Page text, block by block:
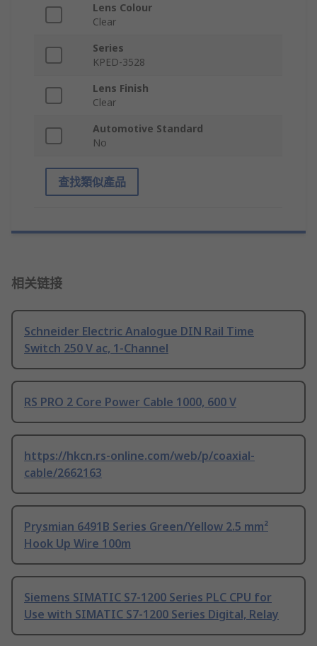
Lens Colour
Clear
Series
KPED-3528
Lens Finish
Clear
Automotive Standard
No
查找類似產品
相关链接
Schneider Electric Analogue DIN Rail Time
Switch 250 V ac, 1-Channel
RS PRO 2 Core Power Cable 1000, 600 V
https://hkcn.rs-online.com/web/p/coaxial-
cable/2662163
Prysmian 6491B Series Green/Yellow 2.5 mm²
Hook Up Wire 100m
Siemens SIMATIC S7-1200 Series PLC CPU for
Use with SIMATIC S7-1200 Series Digital, Relay